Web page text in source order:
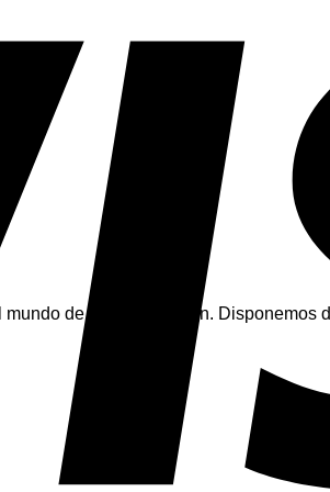
de la climatización.